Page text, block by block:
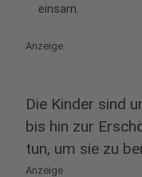
einsam.
Anzeige
Die Kinder sind
bis hin zur
tun, um sie zu
Anzeige